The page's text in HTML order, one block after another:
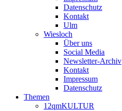
Datenschutz
Kontakt
Ulm
Wiesloch
Über uns
Social Media
Newsletter-Archiv
Kontakt
Impressum
Datenschutz
Themen
12qmKULTUR